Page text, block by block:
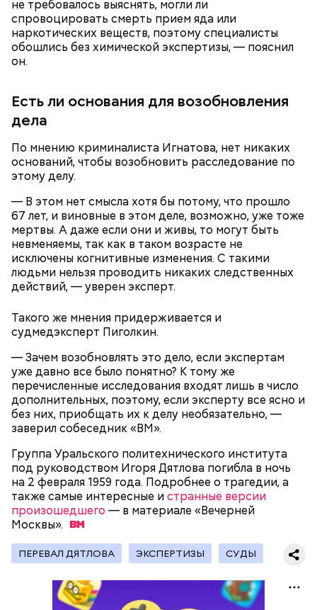
не требовалось выяснять, могли ли
спровоцировать смерть прием яда или
наркотических веществ, поэтому специалисты
обошлись без химической экспертизы, — пояснил
он.
Есть ли основания для возобновления
дела
По мнению криминалиста Игнатова, нет никаких
оснований, чтобы возобновить расследование по
этому делу.
— В этом нет смысла хотя бы потому, что прошло
67 лет, и виновные в этом деле, возможно, уже тоже
мертвы. А даже если они и живы, то могут быть
невменяемы, так как в таком возрасте не
исключены когнитивные изменения. С такими
людьми нельзя проводить никаких следственных
действий, — уверен эксперт.
Такого же мнения придерживается и
судмедэксперт Пиголкин.
— Зачем возобновлять это дело, если экспертам
уже давно все было понятно? К тому же
перечисленные исследования входят лишь в число
дополнительных, поэтому, если эксперту все ясно и
без них, приобщать их к делу необязательно, —
заверил собеседник «ВМ».
Группа Уральского политехнического института
под руководством Игоря Дятлова погибла в ночь
на 2 февраля 1959 года. Подробнее о трагедии, а
также самые интересные истранные версии
произошедшего — в материале «Вечерней
Москвы».
ПЕРЕВАЛ ДЯТЛОВА ЭКСПЕРТИЗЫ СУДЫ
В Международный день холостяка все мужчины
без пары видятся со своими друзьями, устраивают
вечеринки, играют в видеоигры и проводят время,
это возможно, ведь может быть и так, что через год
они уже не будут холостяками.
День малины со сливками
В этот праздник люди едят не только малину со
сливками, но и другие десерты на основе этих
двух ингредиентов. Их можно купить в магазине
или сделать самостоятельно вместе со своими
Ингредиенты:
кабачок;
брынза;
растительное масло;
помидоры черри либо грунтовые.
Дальше нужно добавить немного растительного
масла, соль, а сверху бросить хаотично
порезанную брынзу. Затем добавляются помидоры
черри или грунтовые, — рассказал шеф-повар.
людям с ослабленной иммунной системой;
пожилым;
детям.
— Там может содержаться огромное количество
нитратов, которое вызовет головокружение,
гипоксию и ухудшение физического состояния, —
предостерегла Соломатина.